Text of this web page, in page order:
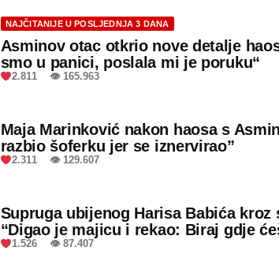
NAJČITANIJE U POSLJEDNJA 3 DANA
Asminov otac otkrio nove detalje
smo u panici, poslala mi je poruku“
2.811 👁 165.963
Maja Marinković nakon haosa s
razbio šoferku jer se iznervirao”
2.311 👁 129.607
Supruga ubijenog Harisa Babića kroz
“Digao je majicu i rekao: Biraj gdje
1.526 👁 87.407